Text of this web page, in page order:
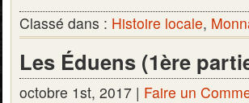
Classé dans : Histoire locale,
Les Éduens (1ère
octobre 1st, 2017 | Faire un